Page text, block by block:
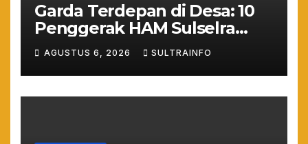
Garda Terdepan di Desa: 10
Penggerak HAM Sulselra
Resmi Bertugas Mengawal
Asta Cita Prabowo
AGUSTUS 6, 2026 SULTRAINFO